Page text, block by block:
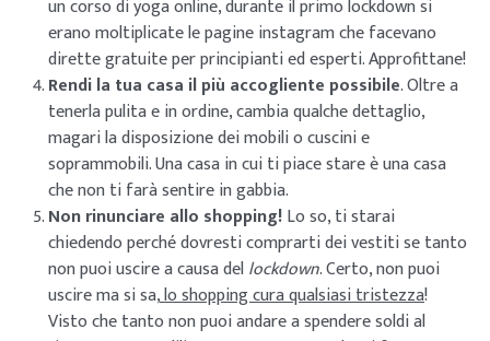
un corso di yoga online, durante il primo lockdown si
erano moltiplicate le pagine instagram che facevano
dirette gratuite per principianti ed esperti. Approfittane!
Rendi la tua casa il più accogliente possibile. Oltre a
tenerla pulita e in ordine, cambia qualche dettaglio,
magari la disposizione dei mobili o cuscini e
soprammobili. Una casa in cui ti piace stare è una casa
che non ti farà sentire in gabbia.
Non rinunciare allo shopping!Lo so, ti starai
chiedendo perché dovresti comprarti dei vestiti se tanto
non puoi uscire a causa dellockdown. Certo, non puoi
uscire ma si sa,lo shopping cura qualsiasi tristezza!
Visto che tanto non puoi andare a spendere soldi al